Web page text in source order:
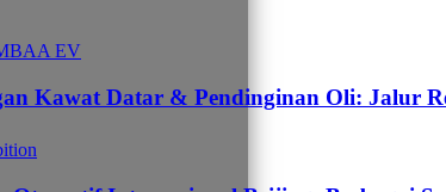
Kawat Datar & Pendinginan Oli: Jalur